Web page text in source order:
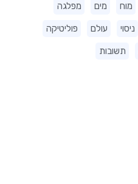
מוח מים מפלגה
ניסוי עולם פוליטיקה
תשובות